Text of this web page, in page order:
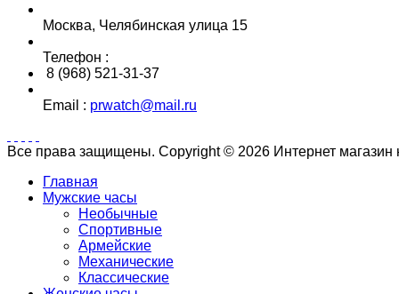
Москва, Челябинская улица 15
Телефон :
8 (968) 521-31-37
Email : prwatch@mail.ru
Все права защищены. Copyright © 2026 Интернет магазин
Главная
Мужские часы
Необычные
Спортивные
Армейские
Механические
Классические